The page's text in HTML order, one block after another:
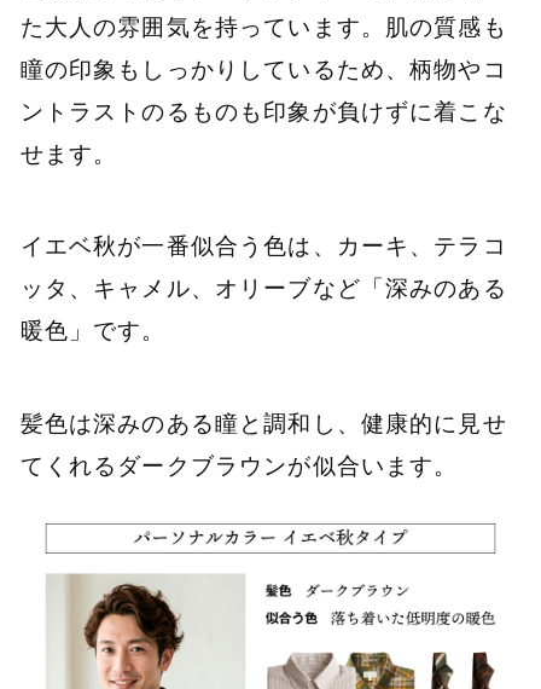
た大人の雰囲気を持っています。肌の質感も
瞳の印象もしっかりしているため、柄物やコ
ントラストのるものも印象が負けずに着こな
せます。
イエベ秋が一番似合う色は、カーキ、テラコ
ッタ、キャメル、オリーブなど「深みのある
暖色」です。
髪色は深みのある瞳と調和し、健康的に見せ
てくれるダークブラウンが似合います。